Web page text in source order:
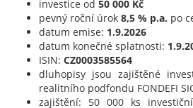
investice od 50 000 Kč
pevný roční úrok 8,5 % p.a. po
datum emise: 1.9.2026
datum konečné splatnosti:
ISIN: CZ0003585564
dluhopisy jsou zajištěné
realitního podfondu FONDEFI
zajištění: 50 000 ks